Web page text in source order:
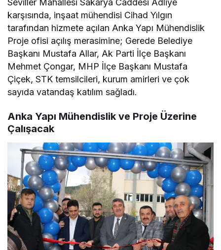
Seviller Mahallesi Sakarya Caddesi Adliye
karşısında, inşaat mühendisi Cihad Yılgın
tarafından hizmete açılan Anka Yapı Mühendislik
Proje ofisi açılış merasimine; Gerede Belediye
Başkanı Mustafa Allar, Ak Parti İlçe Başkanı
Mehmet Çongar, MHP İlçe Başkanı Mustafa
Çiçek, STK temsilcileri, kurum amirleri ve çok
sayıda vatandaş katılım sağladı.
Anka Yapı Mühendislik ve Proje Üzerine
Çalışacak